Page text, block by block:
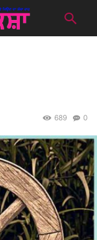
0
689